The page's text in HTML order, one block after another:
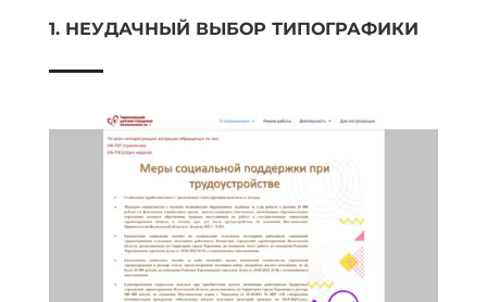
1. НЕУДАЧНЫЙ ВЫБОР ТИПОГРАФИКИ